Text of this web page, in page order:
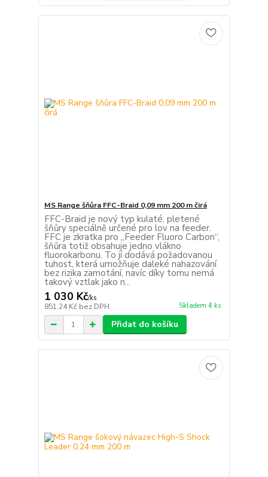
MS Range šňůra FFC-Braid 0,09 mm 200 m čirá
FFC-Braid je nový typ kulaté, pletené
šňůry speciálně určené pro lov na feeder.
FFC je zkratka pro „Feeder Fluoro Carbon“,
šňůra totiž obsahuje jedno vlákno
fluorokarbonu. To jí dodává požadovanou
tuhost, která umožňuje daleké nahazování
bez rizika zamotání, navíc díky tomu nemá
takový vztlak jako n...
1 030 Kč/ks
851,24 Kč bez DPH Skladem 4 ks
Přidat do košíku